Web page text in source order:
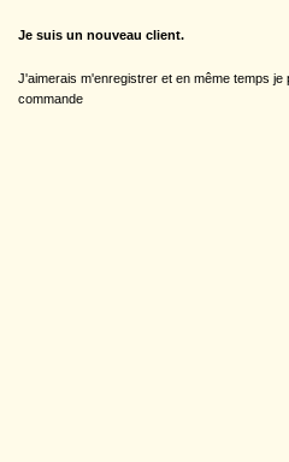
Je suis un nouveau client.
J'aimerais m'enregistrer et en même temps
commande